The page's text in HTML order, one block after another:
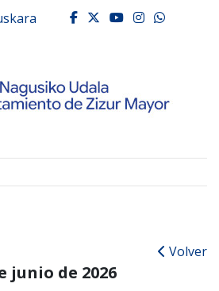
de
facebook
twitter
youtube
Volver
junio de 2026